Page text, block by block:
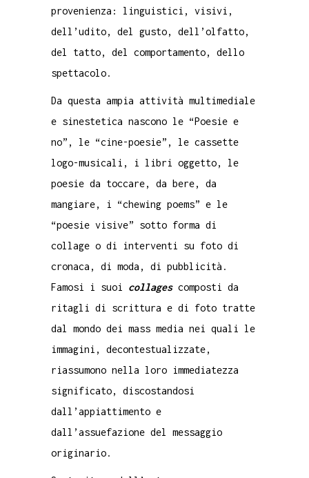
provenienza: linguistici, visivi,
dell’udito, del gusto, dell’olfatto,
del tatto, del comportamento, dello
spettacolo.
Da questa ampia attività multimediale
e sinestetica nascono le “Poesie e
no”, le “cine-poesie”, le cassette
logo-musicali, i libri oggetto, le
poesie da toccare, da bere, da
mangiare, i “chewing poems” e le
“poesie visive” sotto forma di
collage o di interventi su foto di
cronaca, di moda, di pubblicità.
Famosi i suoi collages composti da
ritagli di scrittura e di foto tratte
dal mondo dei mass media nei quali le
immagini, decontestualizzate,
riassumono nella loro immediatezza
significato, discostandosi
dall’appiattimento e
dall’assuefazione del messaggio
originario.